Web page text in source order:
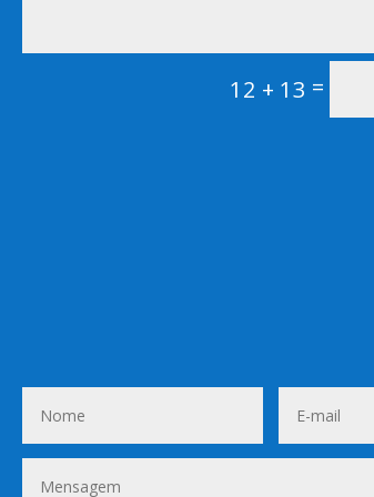
12 + 13 =